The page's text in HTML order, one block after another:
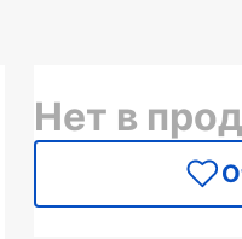
Нет в